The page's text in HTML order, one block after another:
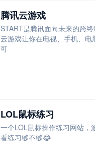
腾讯云游戏
START是腾讯面向未来的跨
云游戏让你在电视、手机、电
可
LOL鼠标练习
一个LOL鼠标操作练习网站，
看练习够不够😂